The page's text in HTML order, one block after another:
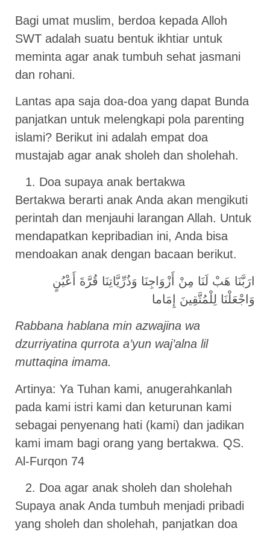
Bagi umat muslim, berdoa kepada Alloh
SWT adalah suatu bentuk ikhtiar untuk
meminta agar anak tumbuh sehat jasmani
dan rohani.
Lantas apa saja doa-doa yang dapat Bunda
panjatkan untuk melengkapi pola parenting
islami? Berikut ini adalah empat doa
mustajab agar anak sholeh dan sholehah.
Doa supaya anak bertakwa
Bertakwa berarti anak Anda akan mengikuti
perintah dan menjauhi larangan Allah. Untuk
mendapatkan kepribadian ini, Anda bisa
mendoakan anak dengan bacaan berikut.
ارَبَّنَا هَبْ لَنَا مِنْ أَزْوَاجِنَا وَذُرِّيَّاتِنَا قُرَّةَ أَعْيُنٍ
وَاجْعَلْنَا لِلْمُتَّقِينَ إِمَاما
Rabbana hablana min azwajina wa
dzurriyatina qurrota a’yun waj’alna lil
muttaqina imama.
Artinya: Ya Tuhan kami, anugerahkanlah
pada kami istri kami dan keturunan kami
sebagai penyenang hati (kami) dan jadikan
kami imam bagi orang yang bertakwa. QS.
Al-Furqon 74
Doa agar anak sholeh dan sholehah
Supaya anak Anda tumbuh menjadi pribadi
yang sholeh dan sholehah, panjatkan doa